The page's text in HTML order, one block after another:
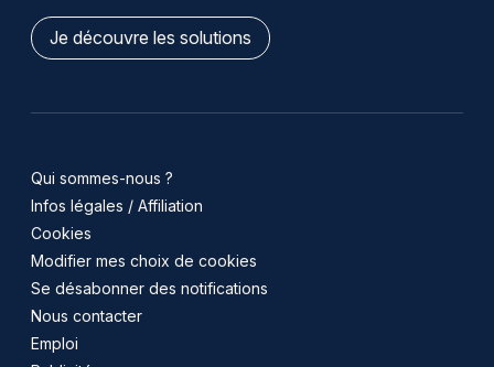
Je découvre les solutions
Qui sommes-nous ?
Infos légales / Affiliation
Cookies
Modifier mes choix de cookies
Se désabonner des notifications
Nous contacter
Emploi